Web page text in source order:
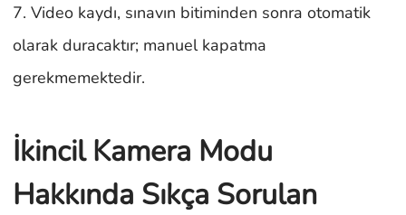
7. Video kaydı, sınavın bitiminden sonra otomatik
olarak duracaktır; manuel kapatma
gerekmemektedir.
İkincil Kamera Modu
Hakkında Sıkça Sorulan